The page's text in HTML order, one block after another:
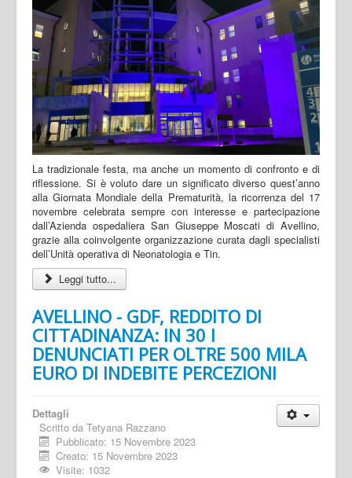
La tradizionale festa, ma anche un momento di confronto e di
riflessione. Si è voluto dare un significato diverso quest’anno
alla Giornata Mondiale della Prematurità, la ricorrenza del 17
novembre celebrata sempre con interesse e partecipazione
dall’Azienda ospedaliera San Giuseppe Moscati di Avellino,
grazie alla coinvolgente organizzazione curata dagli specialisti
dell’Unità operativa di Neonatologia e Tin.
Leggi tutto...
AVELLINO - GDF, REDDITO DI
CITTADINANZA: IN 30 I
DENUNCIATI PER OLTRE 500 MILA
EURO DI INDEBITE PERCEZIONI
Dettagli
Scritto da Tetyana Razzano
Pubblicato: 15 Novembre 2023
Creato: 15 Novembre 2023
Visite: 1032